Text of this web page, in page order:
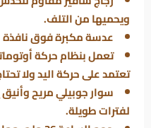
ويحميها من التلف.
عدسة مكبرة فوق نافذة
تعتمد على حركة اليد ولا
سوار جوبيلي مريح وأنيق
لفترات طويلة.